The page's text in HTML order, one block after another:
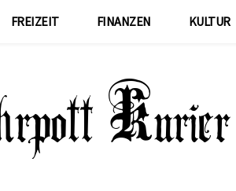
FREIZEIT FINANZEN KULTUR